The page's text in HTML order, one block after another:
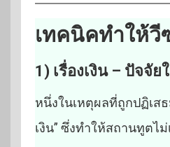
เทคนิคทำให้วี
1) เรื่องเงิน – ปัจจั
หนึ่งในเหตุผลที่ถูกปฏิเส
เงิน” ซึ่งทำให้สถานทูตไม่